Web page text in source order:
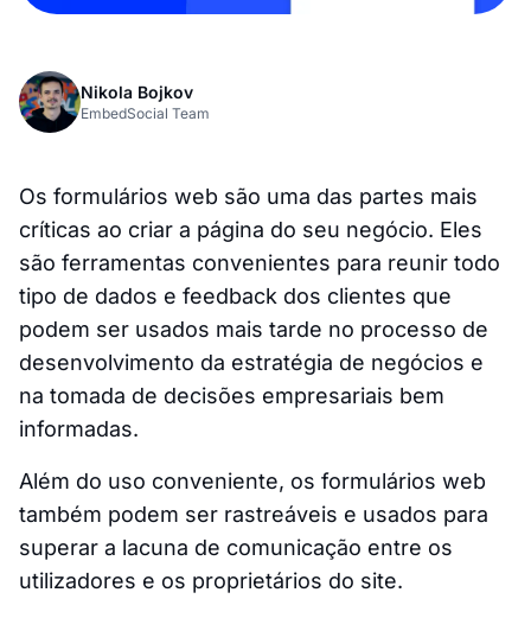
Nikola Bojkov
EmbedSocial Team
Os formulários web são uma das partes mais
críticas ao criar a página do seu negócio. Eles
são ferramentas convenientes para reunir todo
tipo de dados e feedback dos clientes que
podem ser usados mais tarde no processo de
desenvolvimento da estratégia de negócios e
na tomada de decisões empresariais bem
informadas.
Além do uso conveniente, os formulários web
também podem ser rastreáveis e usados para
superar a lacuna de comunicação entre os
utilizadores e os proprietários do site.